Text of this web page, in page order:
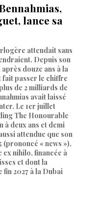
lance sa
attendait sans
Depuis son
douze ans à la
fait passer le chiffre
de 2 milliards de
avait laissé
Le 1er juillet
The Honourable
à deux ans et demi
attendue que son
(prononcé « news »),
nihilo, financée à
et dont la
2027 à la Dubai